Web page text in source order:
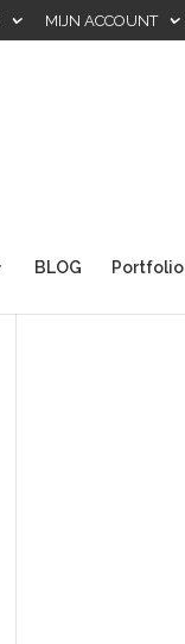
MIJN ACCOUNT
BLOG Portfolio